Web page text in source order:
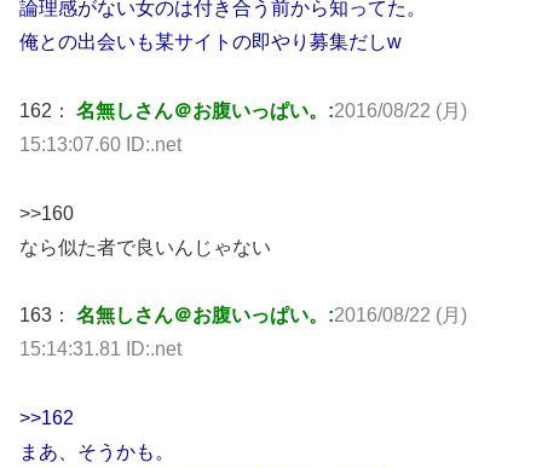
論理感がない女のは付き合う前から知ってた。
俺との出会いも某サイトの即やり募集だしw
162： 名無しさん＠お腹いっぱい。:2016/08/22 (月)
15:13:07.60 ID:.net
>>160
なら似た者で良いんじゃない
163： 名無しさん＠お腹いっぱい。:2016/08/22 (月)
15:14:31.81 ID:.net
>>162
まあ、そうかも。